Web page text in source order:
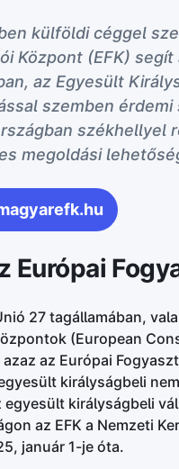
külföldi céggel
Központ (EFK)
az Egyesült
szemben
székhellyel
megoldási
Európai
27 tagállamában,
(European
az Európai
királyságbeli
egyesült királyságbeli
az EFK a Nemzeti
január 1-je óta.